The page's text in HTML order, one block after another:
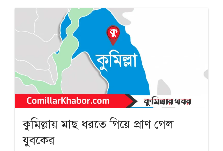
কুমিল্লায় মাছ ধরতে গিয়ে প্রাণ গেল
যুবকের